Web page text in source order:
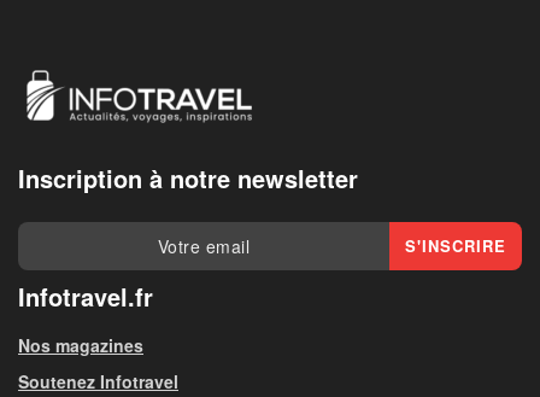
Inscription à notre newsletter
Infotravel.fr
Nos magazines
Soutenez Infotravel